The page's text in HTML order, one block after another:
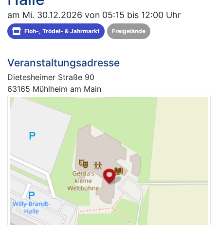
am Mi. 30.12.2026 von 05:15 bis 12:00 Uhr
Floh-, Trödel- & Jahrmarkt Freigelände
Veranstaltungsadresse
Dietesheimer Straße 90
63165 Mühlheim am Main